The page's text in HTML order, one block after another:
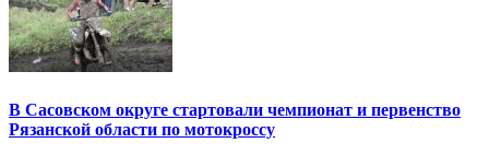
В Сасовском округе стартовали чемпионат и первенство
Рязанской области по мотокроссу